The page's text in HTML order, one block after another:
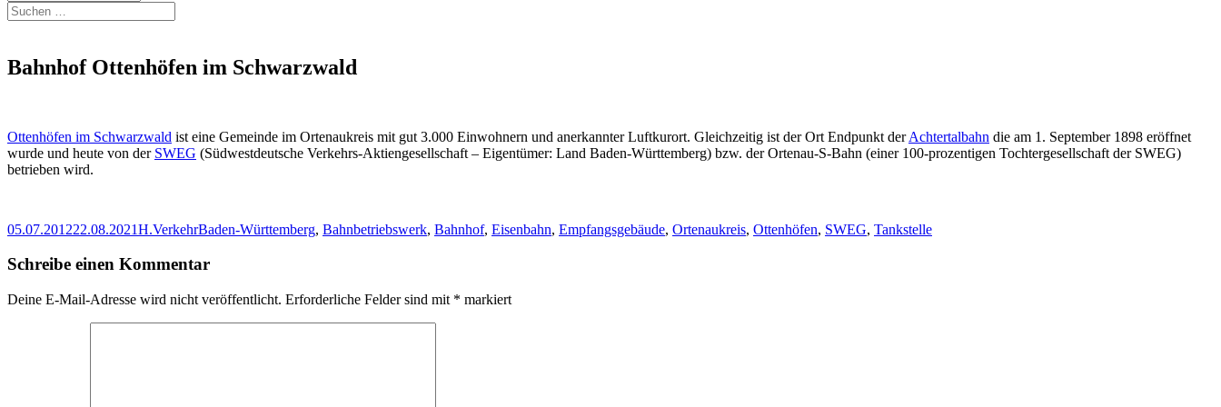
Suchen
nach:
Bahnhof Ottenhöfen im Schwarzwald
Ottenhöfen im Schwarzwald ist eine Gemeinde im Ortenaukreis mit gut 3.000 Einwohnern und anerkannter Luftkurort. Gleichzeitig ist der Ort Endpunkt derAchtertalbahn die am 1. September 1898 eröffnet
wurde und heute von der SWEG (Südwestdeutsche Verkehrs-Aktiengesellschaft – Eigentümer: Land Baden-Württemberg) bzw. der Ortenau-S-Bahn (einer 100-prozentigen Tochtergesellschaft der SWEG)
betrieben wird.
Veröffentlicht
05.07.201222.08.2021Autor
H.Kategorien
VerkehrSchlagwörter
Baden-Württemberg, Bahnbetriebswerk, Bahnhof, Eisenbahn, Empfangsgebäude, Ortenaukreis, Ottenhöfen, SWEG, Tankstelle
Schreibe einen Kommentar
Deine E-Mail-Adresse wird nicht veröffentlicht. Erforderliche Felder sind mit * markiert